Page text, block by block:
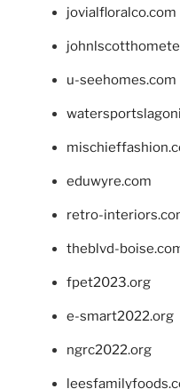
jovialfloralco.com
u-seehomes.com
eduwyre.com
retro-
theblvd-
fpet2023.org
e-smart2022.org
ngrc2022.org